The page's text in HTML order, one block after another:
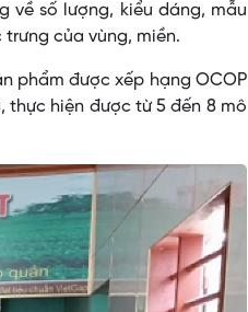
về số lượng, kiểu dáng, mẫu
của vùng, miền.
phẩm được xếp hạng OCOP
thực hiện được từ 5 đến 8 mô